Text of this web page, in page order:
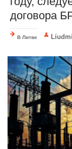
договора
В Литве